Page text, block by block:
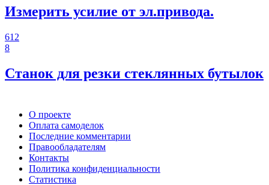
Измерить усилие от эл.привода.
612
8
Станок для резки стеклянных бутылок
О проекте
Оплата самоделок
Последние комментарии
Правообладателям
Контакты
Политика конфиденциальности
Статистика